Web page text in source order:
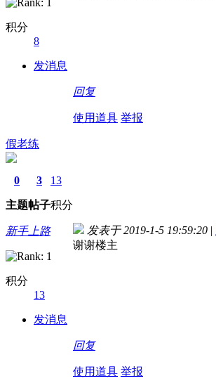
积分
8
发消息
回复
使用道具 举报
假老练
0
主题
3
帖子
13
积分
新手上路
积分
13
发消息
发表于 2019-1-5 19:59:20 |
谢谢楼主
回复
使用道具 举报